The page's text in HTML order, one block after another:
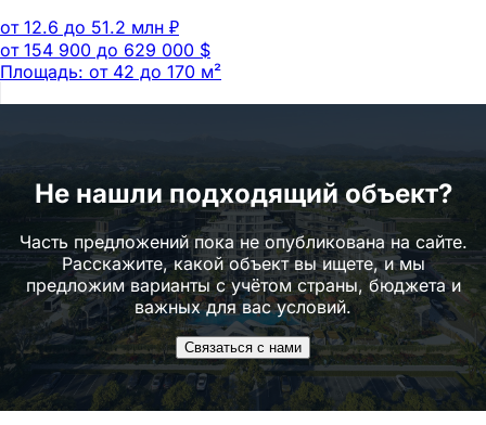
от 12.6 до 51.2 млн ₽
от 154 900 до 629 000 $
Площадь: от 42 до 170 м²
Не нашли подходящий объект?
Часть предложений пока не опубликована на сайте.
Расскажите, какой объект вы ищете, и мы
предложим варианты с учётом страны, бюджета и
важных для вас условий.
Связаться с нами